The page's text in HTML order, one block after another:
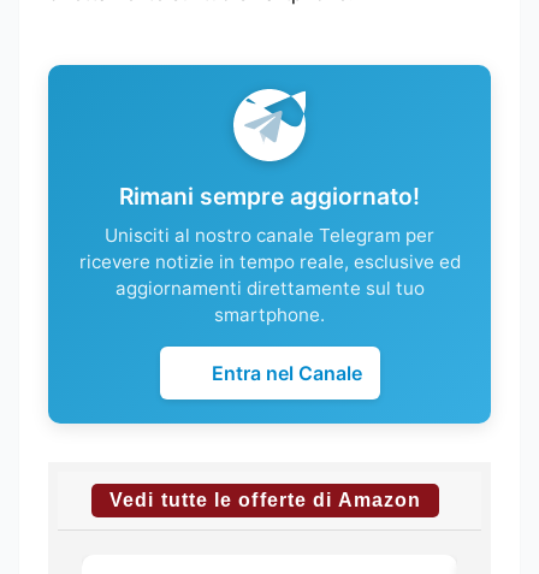
Rimani sempre aggiornato!
Unisciti al nostro canale Telegram per
ricevere notizie in tempo reale, esclusive ed
aggiornamenti direttamente sul tuo
smartphone.
Entra nel Canale